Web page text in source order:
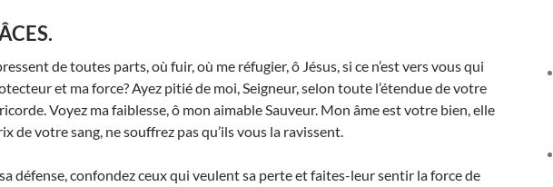
de toutes parts, où fuir, où me réfugier, ô Jésus, si ce n’est vers vous qui
et ma force? Ayez pitié de moi, Seigneur, selon toute l’étendue de votre
Voyez ma faiblesse, ô mon aimable Sauveur. Mon âme est votre bien, elle
de votre sang, ne souffrez pas qu’ils vous la ravissent.
défense, confondez ceux qui veulent sa perte et faites-leur sentir la force de